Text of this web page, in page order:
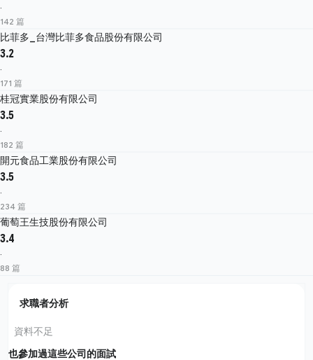
·
142 篇
比菲多_台灣比菲多食品股份有限公司
3.2
·
171 篇
桂冠實業股份有限公司
3.5
·
182 篇
開元食品工業股份有限公司
3.5
·
234 篇
葡萄王生技股份有限公司
3.4
·
88 篇
求職者分析
資料不足
也參加過這些公司的面試